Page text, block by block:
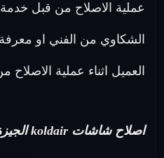
عملية الاصلاح من قبل
الشكاوي من الفني او
العميل اثناء عملية
اصلاح شاشات koldair الجيزة